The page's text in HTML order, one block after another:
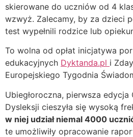
skierowane do uczniów od 4
wzwyż. Zalecamy, by za dzieci
test wypełnili rodzice lub
To wolna od opłat inicjatywa
edukacyjnych Dyktanda.pl
w
oknie)
i
Europejskiego Tygodnia
Ubiegłoroczna, pierwsza
Dysleksji cieszyła się wysoką
w niej udział niemal 4000
te umożliwiły opracowanie